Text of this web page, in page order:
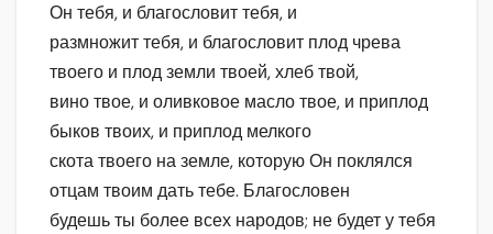
Он тебя, и благословит тебя, и
размножит тебя, и благословит плод чрева
твоего и плод земли твоей, хлеб твой,
вино твое, и оливковое масло твое, и приплод
быков твоих, и приплод мелкого
скота твоего на земле, которую Он поклялся
отцам твоим дать тебе. Благословен
будешь ты более всех народов; не будет у тебя